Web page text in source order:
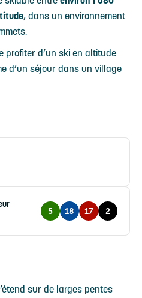
, dans un environnement
profiter d’un ski en altitude
d’un séjour dans un village
5 18 17 2
sur de larges pentes